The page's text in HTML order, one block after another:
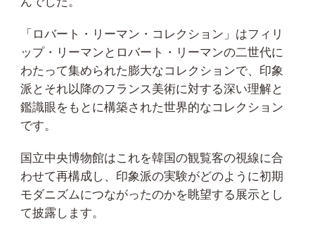
「ロバート・リーマン・コレクション」はフィリ
ップ・リーマンとロバート・リーマンの二世代に
わたって集められた膨大なコレクションで、印象
派とそれ以降のフランス美術に対する深い理解と
鑑識眼をもとに構築された世界的なコレクション
です。
国立中央博物館はこれを韓国の観覧客の視線に合
わせて再構成し、印象派の実験がどのように初期
モダニズムにつながったのかを眺望する展示とし
て披露します。